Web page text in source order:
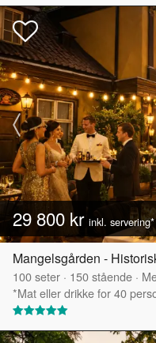
29 800 kr inkl. servering*
Mangelsgården -
100seter · 150stående ·
*Mat eller drikke for 40